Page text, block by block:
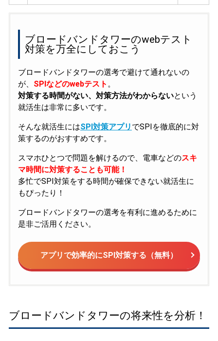
ブロードバンドタワーのwebテスト
対策を万全にしておこう
ブロードバンドタワーの選考で避けて通れないの
が、 SPIなどのwebテスト 。
対策する時間がない、対策方法がわからないという
就活生は非常に多いです。
そんな就活生にはSPI対策アプリ でSPIを徹底的に対
策するのがおすすめです。
スマホひとつで問題を解けるので、電車などのスキ
マ時間に対策することも可能！
多忙でSPI対策をする時間が確保できない就活生に
もぴったり！
ブロードバンドタワーの選考を有利に進めるために
是非ご活用ください。
アプリで効率的にSPI対策する（無料）
ブロードバンドタワーの将来性を分析！